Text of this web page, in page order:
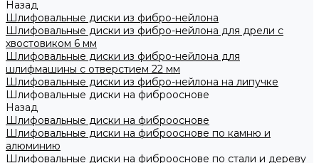
Назад
Шлифовальные диски из фибро-нейлона
Шлифовальные диски из фибро-нейлона для дрели с
хвостовиком 6 мм
Шлифовальные диски из фибро-нейлона для
шлифмашины с отверстием 22 мм
Шлифовальные диски из фибро-нейлона на липучке
Шлифовальные диски на фиброоснове
Назад
Шлифовальные диски на фиброоснове
Шлифовальные диски на фиброоснове по камню и
алюминию
Шлифовальные диски на фиброоснове по стали и дереву